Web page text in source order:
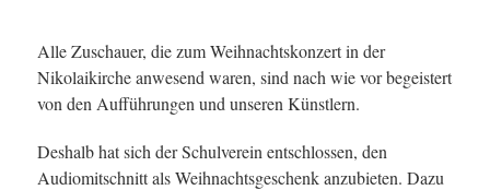
Alle Zuschauer, die zum Weihnachtskonzert in der
Nikolaikirche anwesend waren, sind nach wie vor begeistert
von den Aufführungen und unseren Künstlern.
Deshalb hat sich der Schulverein entschlossen, den
Audiomitschnitt als Weihnachtsgeschenk anzubieten. Dazu